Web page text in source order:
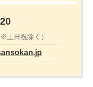
土日祝除く）